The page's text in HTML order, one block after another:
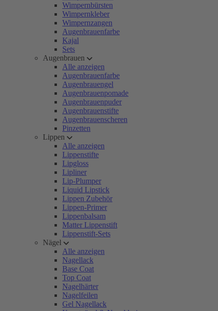
Wimpernbürsten
Wimpernkleber
Wimpernzangen
Augenbrauenfarbe
Kajal
Sets
Augenbrauen
Alle anzeigen
Augenbrauenfarbe
Augenbrauengel
Augenbrauenpomade
Augenbrauenpuder
Augenbrauenstifte
Augenbrauenscheren
Pinzetten
Lippen
Alle anzeigen
Lippenstifte
Lipgloss
Lipliner
Lip-Plumper
Liquid Lipstick
Lippen Zubehör
Lippen-Primer
Lippenbalsam
Matter Lippenstift
Lippenstift-Sets
Nägel
Alle anzeigen
Nagellack
Base Coat
Top Coat
Nagelhärter
Nagelfeilen
Gel Nagellack